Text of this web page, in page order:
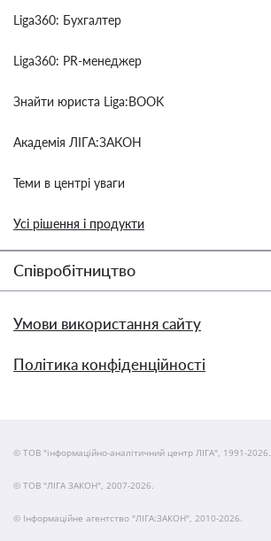
Liga360: Бухгалтер
Liga360: PR-менеджер
Знайти юриста Liga:BOOK
Академія ЛІГА:ЗАКОН
Теми в центрі уваги
Усі рішення і продукти
Співробітництво
Умови використання сайту
Політика конфіденційності
© ТОВ "інформаційно-аналітичний центр ЛІГА", 1991-2026.
© ТОВ "ЛІГА ЗАКОН", 2007-2026.
© Інформаційне агентство "ЛІГА:ЗАКОН", 2010-2026.